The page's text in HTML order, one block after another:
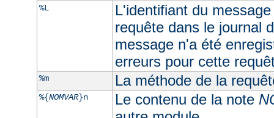
%L
L'identifiant du
requête dans le journal
message n'a été
erreurs pour cette
%m La méthode de la
%{NOMVAR}n Le contenu de la note